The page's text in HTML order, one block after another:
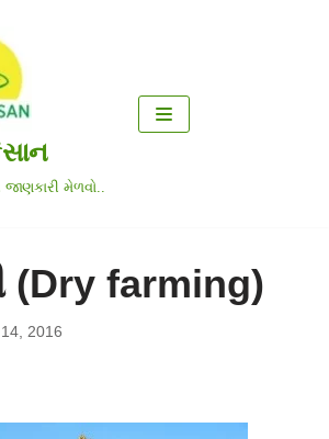
જાણકારી મેળવો..
(Dry farming)
2016